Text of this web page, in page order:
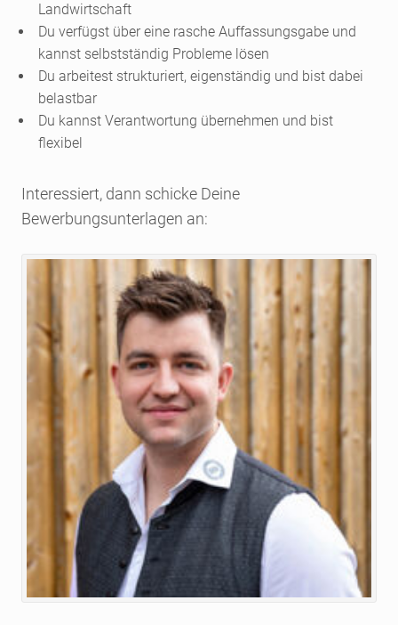
Landwirtschaft
Du verfügst über eine rasche Auffassungsgabe und
kannst selbstständig Probleme lösen
Du arbeitest strukturiert, eigenständig und bist dabei
belastbar
Du kannst Verantwortung übernehmen und bist
flexibel
Interessiert, dann schicke Deine
Bewerbungsunterlagen an: